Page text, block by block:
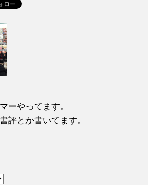
ーやってます。
評とか書いてます。